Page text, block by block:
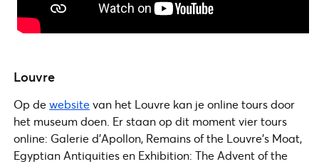
Louvre
Op dewebsitevan het Louvre kan je online tours door
het museum doen. Er staan op dit moment vier tours
online: Galerie d’Apollon, Remains of the Louvre’s Moat,
Egyptian Antiquities en Exhibition: The Advent of the